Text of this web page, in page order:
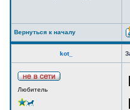
Вернуться к началу
kot_
Любитель